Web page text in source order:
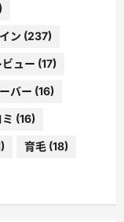
ン (237)
ビュー (17)
バー (16)
(16)
育毛 (18)